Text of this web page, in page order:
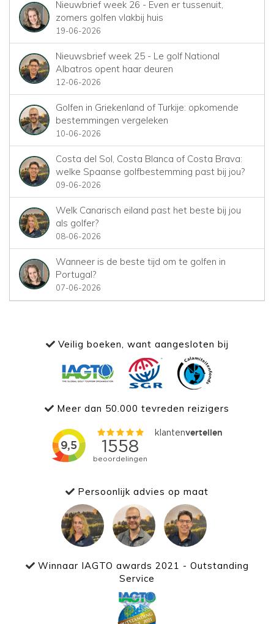
Nieuwbrief week 26 - Even er tussenuit,
zomers golfen vlakbij huis
19-06-2026
Nieuwsbrief week 25 - Le golf National
Albatros opent haar deuren
12-06-2026
Golfen in Griekenland of Turkije: opkomende
bestemmingen vergeleken
10-06-2026
Costa del Sol, Costa Blanca of Costa Brava:
welke Spaanse golfbestemming past bij jou?
09-06-2026
Welk Canarisch eiland past het beste bij jou
als golfer?
08-06-2026
Wanneer is de beste tijd om te golfen in
Portugal?
07-06-2026
Veilig boeken, want aangesloten bij
Meer dan 50.000 tevreden reizigers
Persoonlijk advies op maat
Winnaar IAGTO awards 2021 - Outstanding
Service